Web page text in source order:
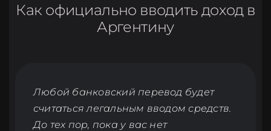
Как официально вводить доход в
Аргентину
Любой банковский перевод будет
считаться легальным вводом средств.
До тех пор, пока у вас нет